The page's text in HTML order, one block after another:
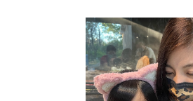
記住帳號